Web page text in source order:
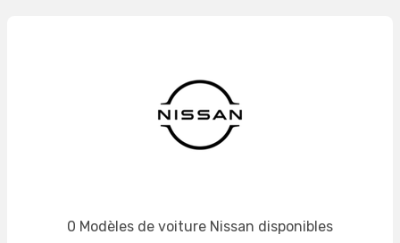
0 Modèles de voiture Nissan disponibles